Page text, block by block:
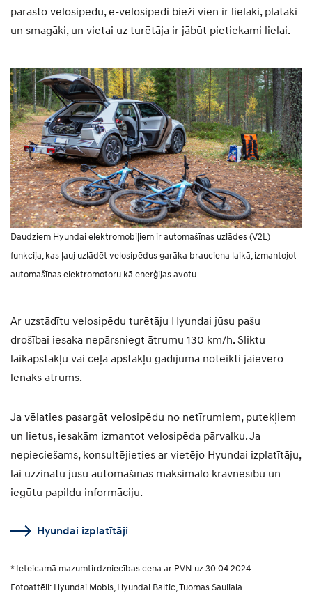
parasto velosipēdu, e-velosipēdi bieži vien ir lielāki, platāki
un smagāki, un vietai uz turētāja ir jābūt pietiekami lielai.
Daudziem Hyundai elektromobiļiem ir automašīnas uzlādes (V2L)
funkcija, kas ļauj uzlādēt velosipēdus garāka brauciena laikā, izmantojot
automašīnas elektromotoru kā enerģijas avotu.
Ar uzstādītu velosipēdu turētāju Hyundai jūsu pašu
drošībai iesaka nepārsniegt ātrumu 130 km/h. Sliktu
laikapstākļu vai ceļa apstākļu gadījumā noteikti jāievēro
lēnāks ātrums.
Ja vēlaties pasargāt velosipēdu no netīrumiem, putekļiem
un lietus, iesakām izmantot velosipēda pārvalku. Ja
nepieciešams, konsultējieties ar vietējo Hyundai izplatītāju,
lai uzzinātu jūsu automašīnas maksimālo kravnesību un
iegūtu papildu informāciju.
Hyundai izplatītāji
* Ieteicamā mazumtirdzniecības cena ar PVN uz 30.04.2024.
Fotoattēli: Hyundai Mobis, Hyundai Baltic, Tuomas Sauliala.